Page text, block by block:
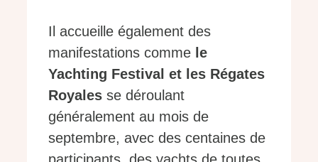
Il accueille également des
manifestations comme le
Yachting Festival et les Régates
Royales se déroulant
généralement au mois de
septembre, avec des centaines de